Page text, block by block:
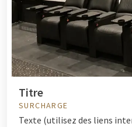
Titre
SURCHARGE
Texte (utilisez des liens